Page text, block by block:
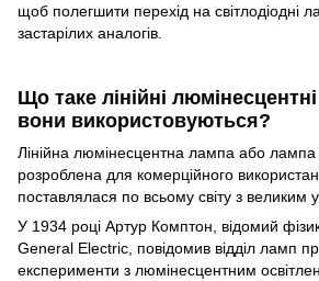
щоб полегшити перехід на світлодіодні
застарілих аналогів.
Що таке лінійні
вони використовуються?
Лінійна люмінесцентна лампа або лампа
розроблена для комерційного
поставлялася по всьому світу з великим
У 1934 році Артур Комптон, відомий фізик
General Electric, повідомив відділ ламп
експерименти з люмінесцентним